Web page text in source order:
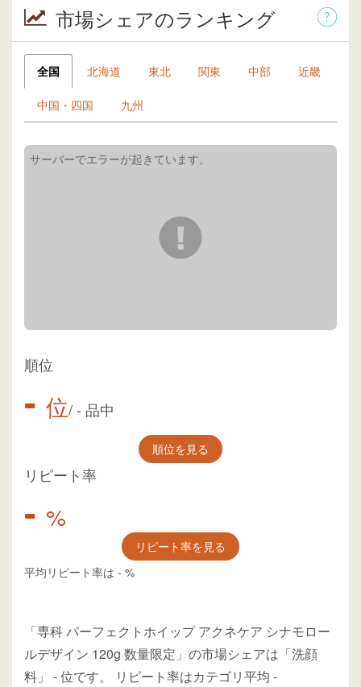
市場シェアのランキング
全国 北海道 東北 関東 中部 近畿
中国・四国 九州
順位
- 位/- 品中
順位を見る
リピート率
- %
リピート率を見る
平均リピート率は - %
「専科 パーフェクトホイップ アクネケア シナモロー
ルデザイン 120g 数量限定」の市場シェアは「洗顔
料」 -位です。 リピート率はカテゴリ平均 -